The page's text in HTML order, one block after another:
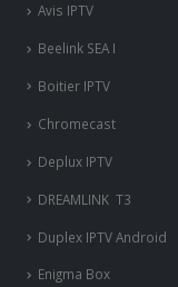
Avis IPTV
Beelink SEA I
Boitier IPTV
Chromecast
Deplux IPTV
DREAMLINK T3
Duplex IPTV Android
Enigma Box